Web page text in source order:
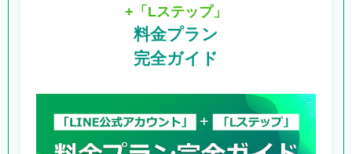
+「Lステップ」
料金プラン
完全ガイド